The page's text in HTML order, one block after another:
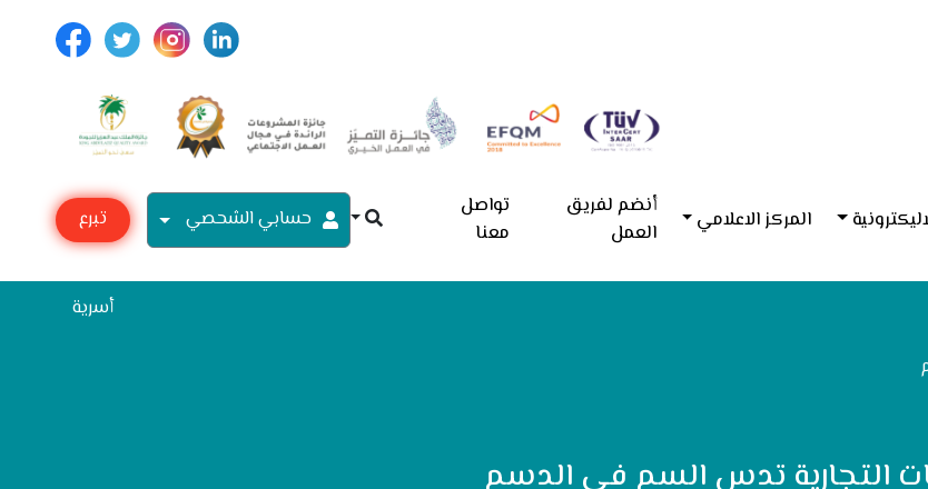
المركز الاعلامي
أنضم لفريق
العمل
تواصل
معنا
حسابي الشحصي
تبرع
أسرية
التجارية تدس السم في الدسم